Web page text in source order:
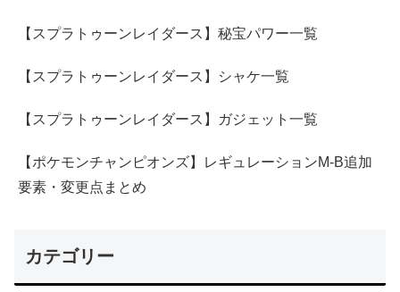
【スプラトゥーンレイダース】秘宝パワー一覧
【スプラトゥーンレイダース】シャケ一覧
【スプラトゥーンレイダース】ガジェット一覧
【ポケモンチャンピオンズ】レギュレーションM-B追加
要素・変更点まとめ
カテゴリー